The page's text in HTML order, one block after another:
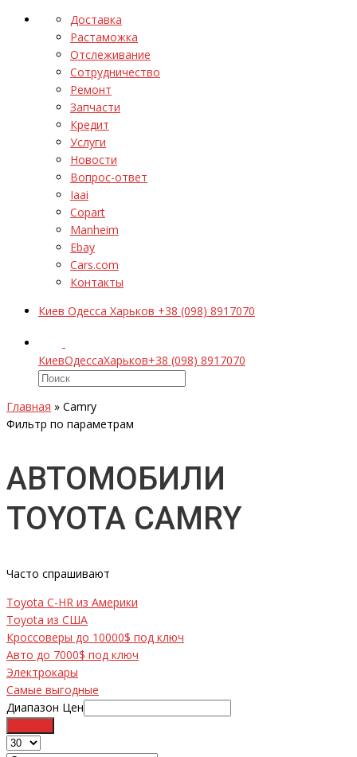
Доставка
Растаможка
Отслеживание
Сотрудничество
Ремонт
Запчасти
Кредит
Услуги
Новости
Вопрос-ответ
Iaai
Copart
Manheim
Ebay
Cars.com
Контакты
Киев Одесса Харьков +38 (098) 8917070
КиевОдессаХарьков+38 (098) 8917070
Главная » Camry
Фильтр по параметрам
АВТОМОБИЛИ
TOYOTA CAMRY
Часто спрашивают
Toyota C-HR из Америки
Toyota из США
Кроссоверы до 10000$ под ключ
Авто до 7000$ под ключ
Электрокары
Самые выгодные
Диапазон Цен